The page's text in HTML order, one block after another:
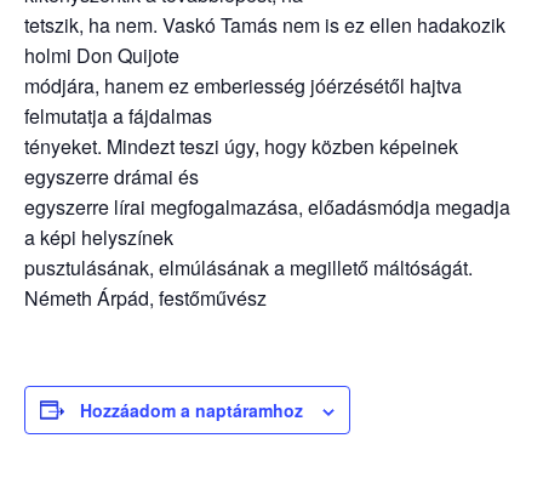
tetszik, ha nem. Vaskó Tamás nem is ez ellen hadakozik
holmi Don Quijote
módjára, hanem ez emberiesség jóérzésétől hajtva
felmutatja a fájdalmas
tényeket. Mindezt teszi úgy, hogy közben képeinek
egyszerre drámai és
egyszerre lírai megfogalmazása, előadásmódja megadja
a képi helyszínek
pusztulásának, elmúlásának a megillető máltóságát.
Németh Árpád, festőművész
Hozzáadom a naptáramhoz